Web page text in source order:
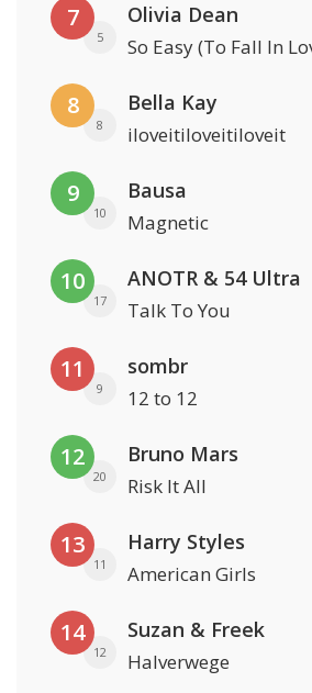
7
5
Olivia Dean
So Easy (To Fall In
8
8
Bella Kay
iloveitiloveitiloveit
9
10
Bausa
Magnetic
10
17
ANOTR & 54 Ultra
Talk To You
11
9
sombr
12 to 12
12
20
Bruno Mars
Risk It All
13
11
Harry Styles
American Girls
14
12
Suzan & Freek
Halverwege